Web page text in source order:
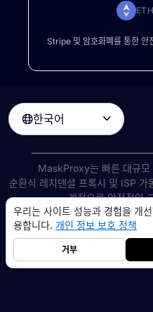
ETH
Stripe 및 암호화폐를 통한
한국어 
MaskProxy는 빠른 대규모
순환식 레지덴셜 프록시 및 ISP 가
계적으로 안정적인
©2026AIWAY LIMITED. 모든 권
서비스 약관개인 정보 보호 정책환
우리는 사이트 성능과 경험을 개
용합니다. 개인 정보 보호 정책
거부